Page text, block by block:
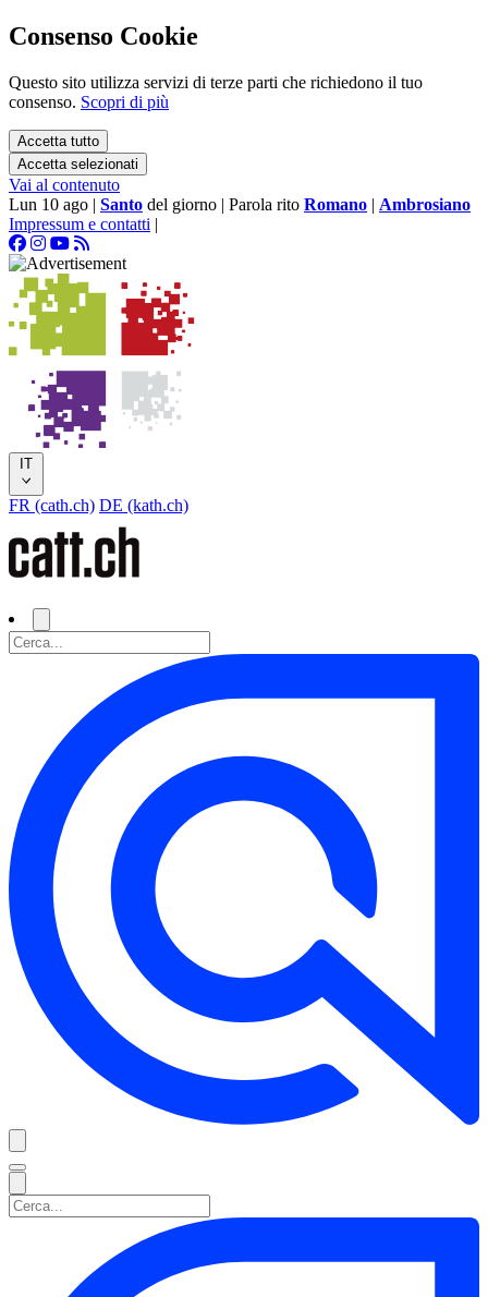
Consenso Cookie
Questo sito utilizza servizi di terze parti che richiedono il tuo
consenso. Scopri di più
Accetta tutto
Accetta selezionati
Vai al contenuto
Lun 10 ago | Santo del giorno | Parola rito Romano | Ambrosiano
Impressum e contatti |
IT
FR (cath.ch) DE (kath.ch)